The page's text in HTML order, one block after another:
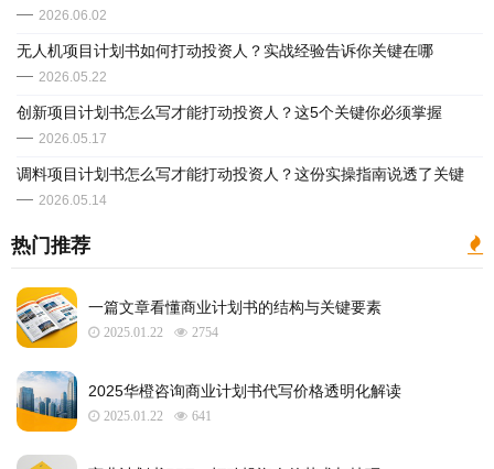
2026.06.02
无人机项目计划书如何打动投资人？实战经验告诉你关键在哪
2026.05.22
创新项目计划书怎么写才能打动投资人？这5个关键你必须掌握
2026.05.17
调料项目计划书怎么写才能打动投资人？这份实操指南说透了关键
2026.05.14
热门推荐
一篇文章看懂商业计划书的结构与关键要素
2025.01.22 2754
2025华橙咨询商业计划书代写价格透明化解读
2025.01.22 641